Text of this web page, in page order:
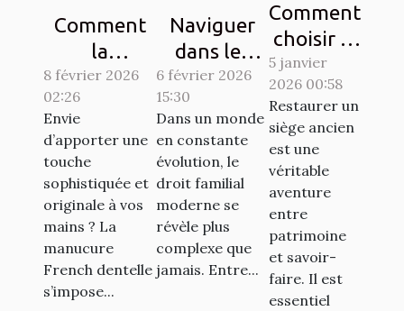
Comment
la
manucure
French
dentelle
transforme-
t-elle votre
style ?
8 février 2026
02:26
Envie
d’apporter une
touche
sophistiquée et
originale à vos
mains ? La
manucure
French dentelle
s’impose...
Naviguer
dans les
complexités
du droit
familial
moderne
6 février 2026
15:30
Dans un monde
en constante
évolution, le
droit familial
moderne se
révèle plus
complexe que
jamais. Entre...
Comment
choisir le
bon
artisan
pour
restaurer
vos
sièges
anciens ?
5 janvier
2026 00:58
Restaurer un
siège ancien
est une
véritable
aventure
entre
patrimoine
et savoir-
faire. Il est
essentiel